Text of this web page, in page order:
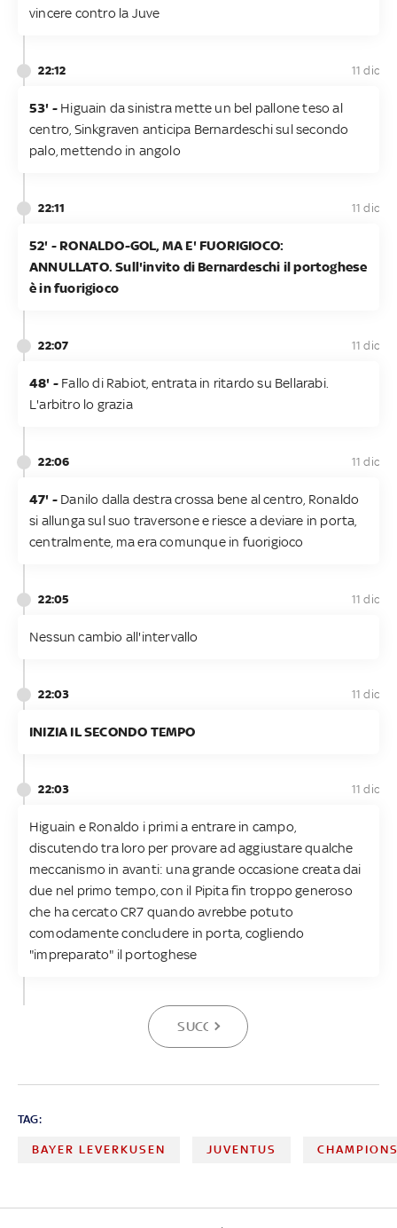
vincere contro la Juve
22:12 11 dic
53' - Higuain da sinistra mette un bel pallone teso al
centro, Sinkgraven anticipa Bernardeschi sul secondo
palo, mettendo in angolo
22:11 11 dic
52' - RONALDO-GOL, MA E' FUORIGIOCO:
ANNULLATO. Sull'invito di Bernardeschi il portoghese
è in fuorigioco
22:07 11 dic
48' - Fallo di Rabiot, entrata in ritardo su Bellarabi.
L'arbitro lo grazia
22:06 11 dic
47' - Danilo dalla destra crossa bene al centro, Ronaldo
si allunga sul suo traversone e riesce a deviare in porta,
centralmente, ma era comunque in fuorigioco
22:05 11 dic
Nessun cambio all'intervallo
22:03 11 dic
INIZIA IL SECONDO TEMPO
22:03 11 dic
Higuain e Ronaldo i primi a entrare in campo,
discutendo tra loro per provare ad aggiustare qualche
meccanismo in avanti: una grande occasione creata dai
due nel primo tempo, con il Pipita fin troppo generoso
che ha cercato CR7 quando avrebbe potuto
comodamente concludere in porta, cogliendo
"impreparato" il portoghese
SUCCESSIVA
TAG:
BAYER LEVERKUSEN JUVENTUS